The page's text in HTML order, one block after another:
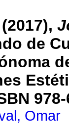
de
Omar